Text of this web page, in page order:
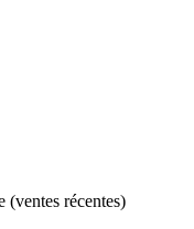
(ventes récentes)